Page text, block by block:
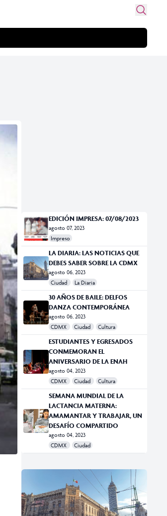
EDICIÓN IMPRESA: 07/08/2023
agosto 07, 2023
Impreso
LA DIARIA: LAS NOTICIAS QUE
DEBES SABER SOBRE LA CDMX
agosto 06, 2023
Ciudad
La Diaria
30 AÑOS DE BAILE: DELFOS
DANZA CONTEMPORÁNEA
agosto 06, 2023
CDMX
Ciudad Cultura
ESTUDIANTES Y EGRESADOS
CONMEMORAN EL
ANIVERSARIO DE LA ENAH
agosto 04, 2023
CDMX
Ciudad Cultura
SEMANA MUNDIAL DE LA
LACTANCIA MATERNA:
AMAMANTAR Y TRABAJAR, UN
DESAFÍO COMPARTIDO
agosto 04, 2023
CDMX
Ciudad